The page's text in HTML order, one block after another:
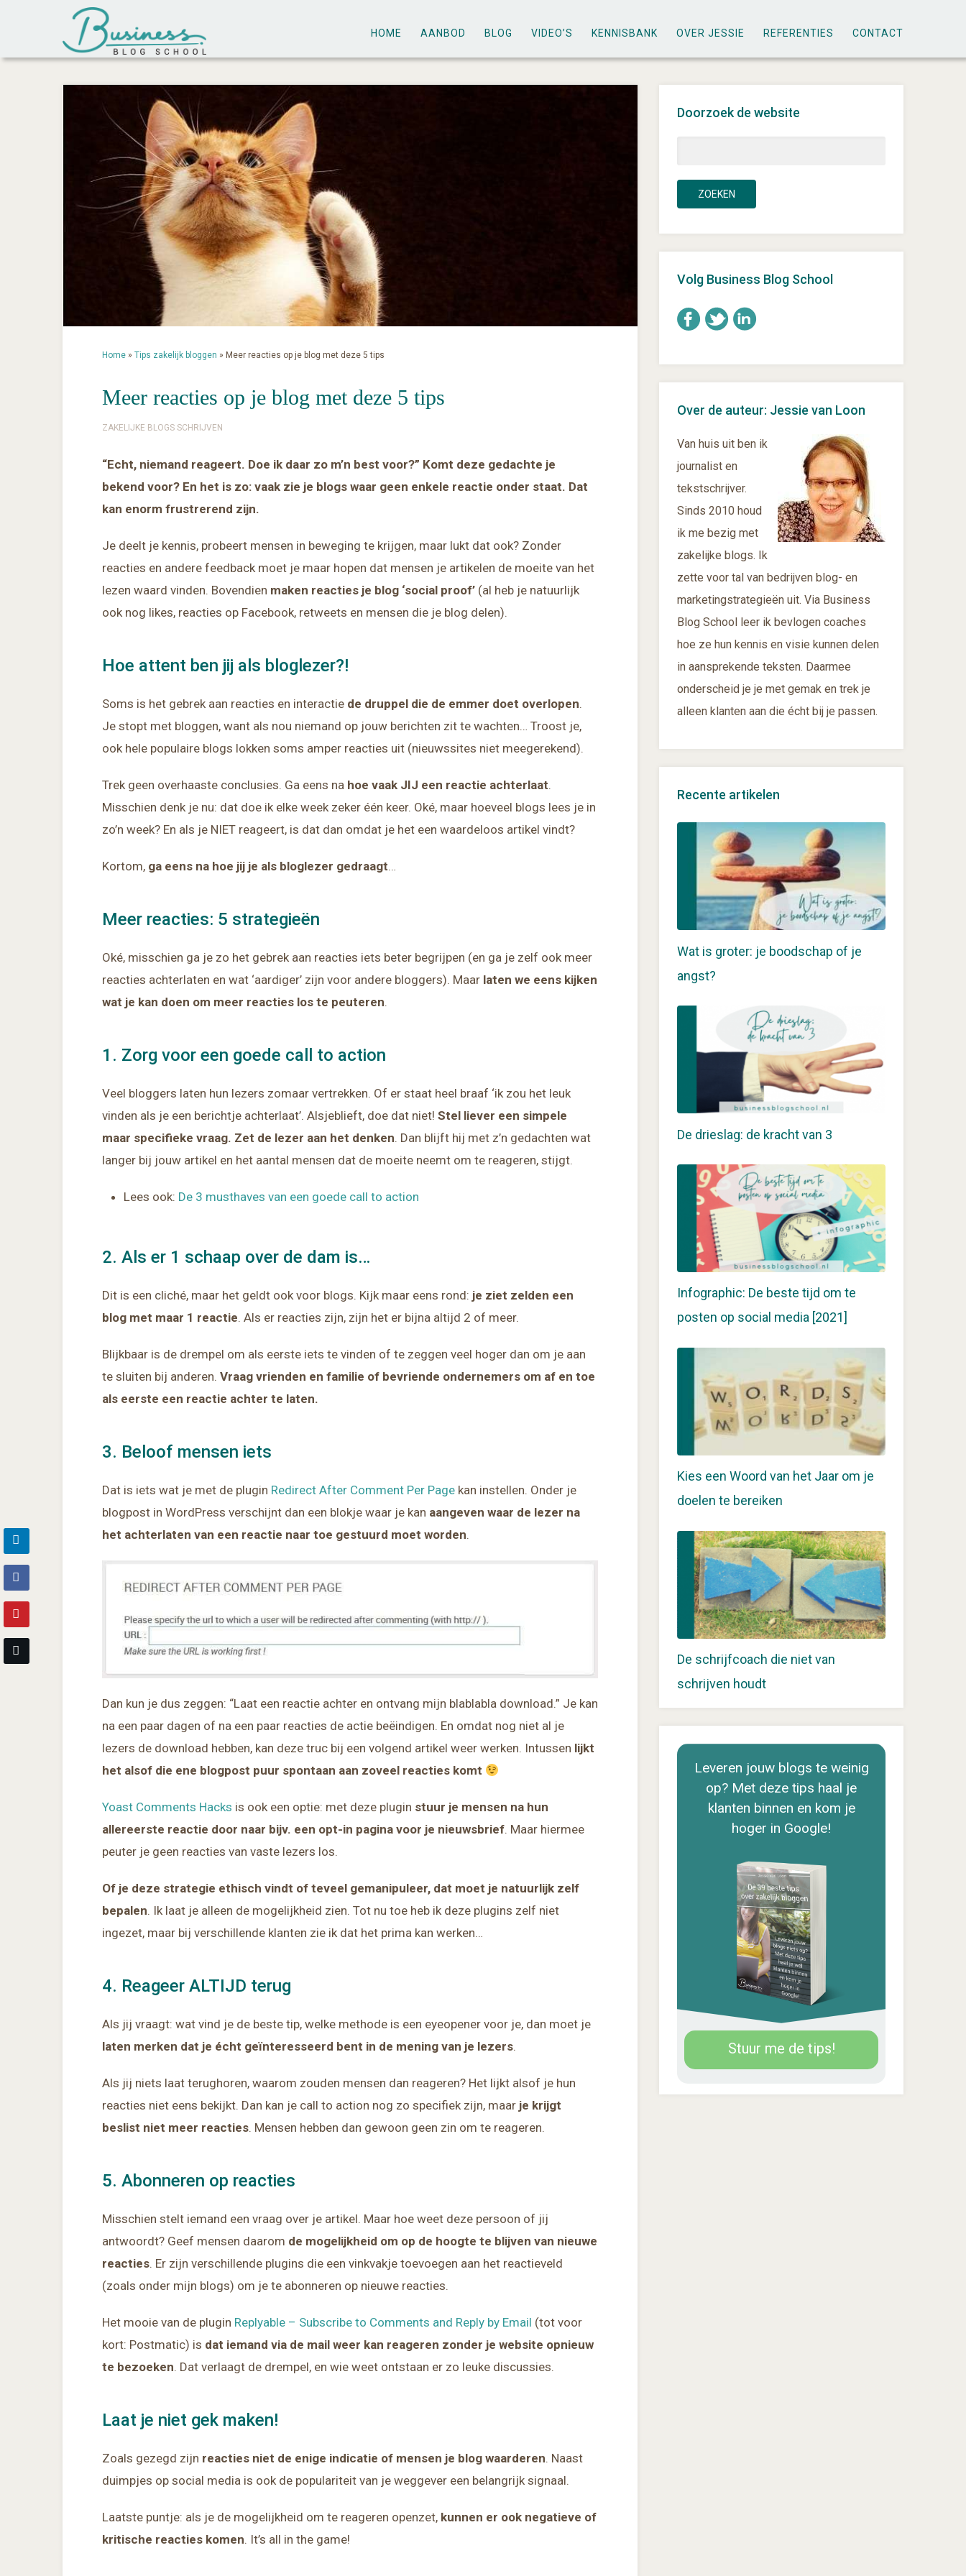
HOME AANBOD BLOG VIDEO’S KENNISBANK OVER JESSIE REFERENTIES CONTACT
Home » Tips zakelijk bloggen » Meer reacties op je blog met deze 5 tips
Meer reacties op je blog met deze 5 tips
ZAKELIJKE BLOGS SCHRIJVEN
“Echt, niemand reageert. Doe ik daar zo m’n best voor?” Komt deze gedachte je
bekend voor? En het is zo: vaak zie je blogs waar geen enkele reactie onder staat. Dat
kan enorm frustrerend zijn.
Je deelt je kennis, probeert mensen in beweging te krijgen, maar lukt dat ook? Zonder
reacties en andere feedback moet je maar hopen dat mensen je artikelen de moeite van het
lezen waard vinden. Bovendien maken reacties je blog ‘social proof’ (al heb je natuurlijk
ook nog likes, reacties op Facebook, retweets en mensen die je blog delen).
Hoe attent ben jij als bloglezer?!
Soms is het gebrek aan reacties en interactie de druppel die de emmer doet overlopen.
Je stopt met bloggen, want als nou niemand op jouw berichten zit te wachten… Troost je,
ook hele populaire blogs lokken soms amper reacties uit (nieuwssites niet meegerekend).
Trek geen overhaaste conclusies. Ga eens na hoe vaak JIJ een reactie achterlaat.
Misschien denk je nu: dat doe ik elke week zeker één keer. Oké, maar hoeveel blogs lees je in
zo’n week? En als je NIET reageert, is dat dan omdat je het een waardeloos artikel vindt?
Kortom, ga eens na hoe jij je als bloglezer gedraagt…
Meer reacties: 5 strategieën
Oké, misschien ga je zo het gebrek aan reacties iets beter begrijpen (en ga je zelf ook meer
reacties achterlaten en wat ‘aardiger’ zijn voor andere bloggers). Maar laten we eens kijken
wat je kan doen om meer reacties los te peuteren.
1. Zorg voor een goede call to action
Veel bloggers laten hun lezers zomaar vertrekken. Of er staat heel braaf ‘ik zou het leuk
vinden als je een berichtje achterlaat’. Alsjeblieft, doe dat niet! Stel liever een simpele
maar specifieke vraag. Zet de lezer aan het denken. Dan blijft hij met z’n gedachten wat
langer bij jouw artikel en het aantal mensen dat de moeite neemt om te reageren, stijgt.
Lees ook: De 3 musthaves van een goede call to action
2. Als er 1 schaap over de dam is…
Dit is een cliché, maar het geldt ook voor blogs. Kijk maar eens rond: je ziet zelden een
blog met maar 1 reactie. Als er reacties zijn, zijn het er bijna altijd 2 of meer.
Blijkbaar is de drempel om als eerste iets te vinden of te zeggen veel hoger dan om je aan
te sluiten bij anderen. Vraag vrienden en familie of bevriende ondernemers om af en toe
als eerste een reactie achter te laten.
3. Beloof mensen iets
Dat is iets wat je met de plugin Redirect After Comment Per Page kan instellen. Onder je
blogpost in WordPress verschijnt dan een blokje waar je kan aangeven waar de lezer na
het achterlaten van een reactie naar toe gestuurd moet worden.
Dan kun je dus zeggen: “Laat een reactie achter en ontvang mijn blablabla download.” Je kan
na een paar dagen of na een paar reacties de actie beëindigen. En omdat nog niet al je
lezers de download hebben, kan deze truc bij een volgend artikel weer werken. Intussen lijkt
het alsof die ene blogpost puur spontaan aan zoveel reacties komt
Yoast Comments Hacks is ook een optie: met deze plugin stuur je mensen na hun
allereerste reactie door naar bijv. een opt-in pagina voor je nieuwsbrief. Maar hiermee
peuter je geen reacties van vaste lezers los.
Of je deze strategie ethisch vindt of teveel gemanipuleer, dat moet je natuurlijk zelf
bepalen. Ik laat je alleen de mogelijkheid zien. Tot nu toe heb ik deze plugins zelf niet
ingezet, maar bij verschillende klanten zie ik dat het prima kan werken…
4. Reageer ALTIJD terug
Als jij vraagt: wat vind je de beste tip, welke methode is een eyeopener voor je, dan moet je
laten merken dat je écht geïnteresseerd bent in de mening van je lezers.
Als jij niets laat terughoren, waarom zouden mensen dan reageren? Het lijkt alsof je hun
reacties niet eens bekijkt. Dan kan je call to action nog zo specifiek zijn, maar je krijgt
beslist niet meer reacties. Mensen hebben dan gewoon geen zin om te reageren.
5. Abonneren op reacties
Misschien stelt iemand een vraag over je artikel. Maar hoe weet deze persoon of jij
antwoordt? Geef mensen daarom de mogelijkheid om op de hoogte te blijven van nieuwe
reacties. Er zijn verschillende plugins die een vinkvakje toevoegen aan het reactieveld
(zoals onder mijn blogs) om je te abonneren op nieuwe reacties.
Het mooie van de plugin Replyable – Subscribe to Comments and Reply by Email (tot voor
kort: Postmatic) is dat iemand via de mail weer kan reageren zonder je website opnieuw
te bezoeken. Dat verlaagt de drempel, en wie weet ontstaan er zo leuke discussies.
Laat je niet gek maken!
Zoals gezegd zijn reacties niet de enige indicatie of mensen je blog waarderen. Naast
duimpjes op social media is ook de populariteit van je weggever een belangrijk signaal.
Laatste puntje: als je de mogelijkheid om te reageren openzet, kunnen er ook negatieve of
kritische reacties komen. It’s all in the game!
Doorzoek de website
Volg Business Blog School
Over de auteur: Jessie van Loon
Van huis uit ben ik
journalist en
tekstschrijver.
Sinds 2010 houd
ik me bezig met
zakelijke blogs. Ik
zette voor tal van bedrijven blog- en
marketingstrategieën uit. Via Business
Blog School leer ik bevlogen coaches
hoe ze hun kennis en visie kunnen delen
in aansprekende teksten. Daarmee
onderscheid je je met gemak en trek je
alleen klanten aan die écht bij je passen.
Recente artikelen
Wat is groter: je boodschap of je
angst?
De drieslag: de kracht van 3
Infographic: De beste tijd om te
posten op social media [2021]
Kies een Woord van het Jaar om je
doelen te bereiken
De schrijfcoach die niet van
schrijven houdt
Leveren jouw blogs te weinig
op? Met deze tips haal je
klanten binnen en kom je
hoger in Google!
Stuur me de tips!